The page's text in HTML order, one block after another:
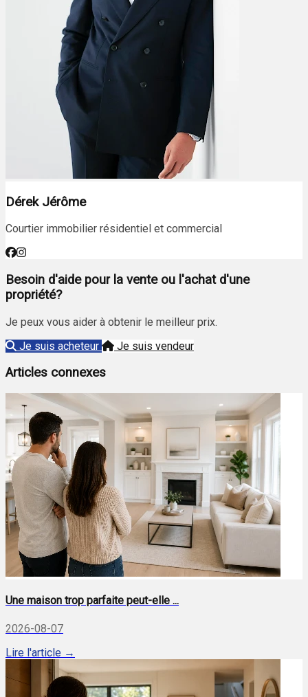
Dérek Jérôme
Courtier immobilier résidentiel et commercial
Besoin d'aide pour la vente ou l'achat d'une
propriété?
Je peux vous aider à obtenir le meilleur prix.
Je suis acheteur
Je suis vendeur
Articles connexes
Une maison trop parfaite peut-elle ...
2026-08-07
Lire l'article →